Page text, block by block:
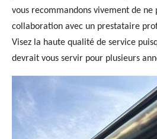
vous recommandons vivement de ne
collaboration avec un prestataire
Visez la haute qualité de service
devrait vous servir pour plusieurs